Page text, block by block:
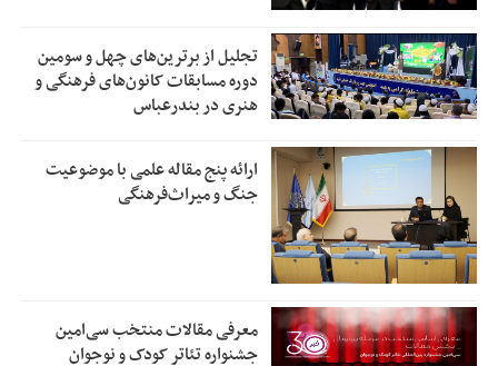
تجلیل از بر‌ترین‌های چهل و سومین
دوره مسابقات کانون‌های فرهنگی و
هنری در بندرعباس
ارائه پنج مقاله علمی با موضوعیت
جنگ و میراث‌فرهنگی
معرفی مقالات منتخب سی‌امین
جشنواره تئاتر کودک و نوجوان